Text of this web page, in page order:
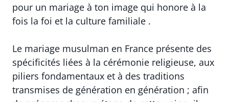
pour un mariage à ton image qui honore à la
fois la foi et la culture familiale .
Le mariage musulman en France présente des
spécificités liées à la cérémonie religieuse, aux
piliers fondamentaux et à des traditions
transmises de génération en génération ; afin